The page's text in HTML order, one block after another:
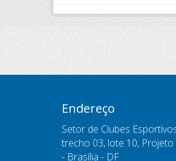
Endereço
Setor de Clubes
trecho 03, lote 10, Projeto
- Brasília - DF